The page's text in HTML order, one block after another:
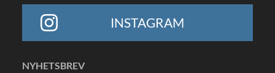
INSTAGRAM
NYHETSBREV